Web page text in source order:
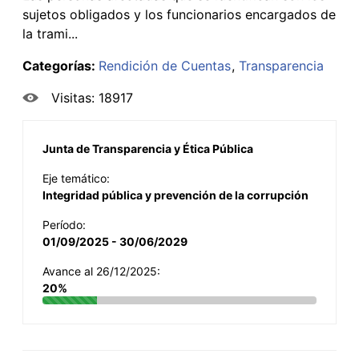
sujetos obligados y los funcionarios encargados de
la trami...
Categorías: Rendición de Cuentas Transparencia
Visitas: 18917
Junta de Transparencia y Ética Pública
Eje temático:
Integridad pública y prevención de la corrupción
Período:
01/09/2025 - 30/06/2029
Avance al 26/12/2025:
20%